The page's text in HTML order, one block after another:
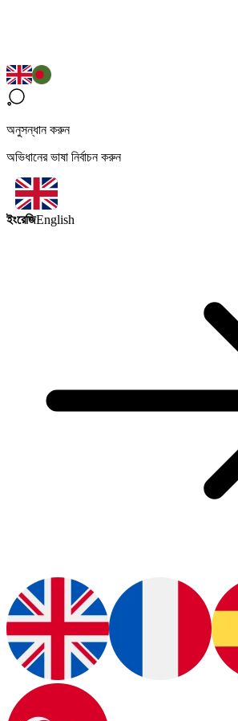
অনুসন্ধান করুন
অভিধানের ভাষা নির্বাচন করুন
ইংরেজিEnglish